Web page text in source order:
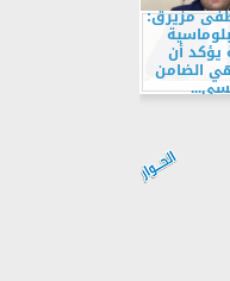
مزيرق:
يؤكد أن
الضامن